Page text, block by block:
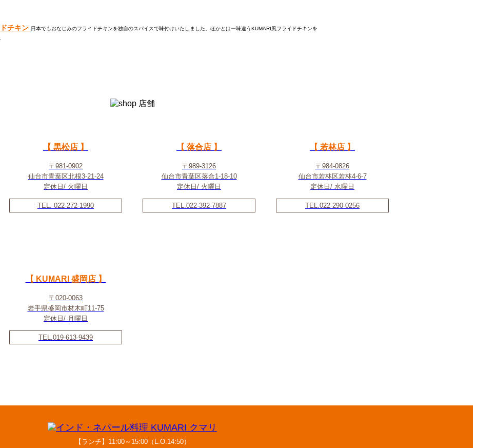
チキン 日本でもおなじみのフライドチキンを独自のスパイスで味付けいたしました。ほかとは一味違うKUMARI風フライドチキンを
【 黒松店 】
〒981-0902
仙台市青葉区北根3-21-24
定休日/ 火曜日
TEL. 022-272-1990
【 落合店 】
〒989-3126
仙台市青葉区落合1-18-10
定休日/ 火曜日
TEL.022-392-7887
【 若林店 】
〒984-0826
仙台市若林区若林4-6-7
定休日/ 水曜日
TEL.022-290-0256
【 KUMARI 盛岡店 】
〒020-0063
岩手県盛岡市材木町11-75
定休日/ 月曜日
TEL.019-613-9439
【ランチ】11:00～15:00（L.O.14:50）